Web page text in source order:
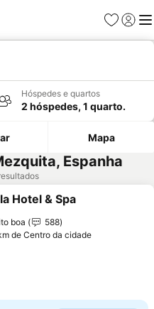
Favoritos
Iniciar
Hóspedes e quartos
2 hóspedes, 1 quarto.
Mapa
Espanha
aos favoritos
Hotel & Spa
boa
588
de Centro da cidade